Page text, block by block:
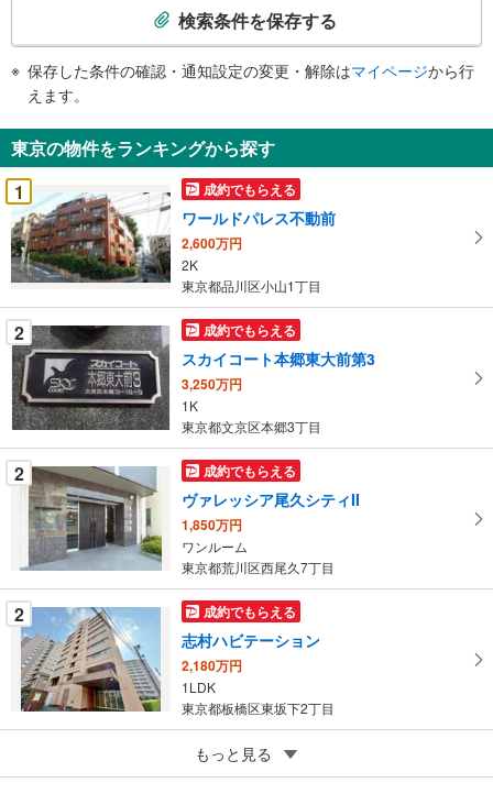
知
を
受
け
取
る
・
条
件
を
マ
イ
ペ
ー
ジ
す
る
検索条件を保存する
保存した条件の確認・通知設定の変更・解除はマイページから行
えます。
東京の物件をランキングから探す
1
成約でもらえる
ワールドパレス不動前
2,600万円
2K
東京都品川区小山1丁目
2 成約でもらえる
スカイコート本郷東大前第3
3,250万円
1K
東京都文京区本郷3丁目
2 成約でもらえる
ヴァレッシア尾久シティII
1,850万円
ワンルーム
東京都荒川区西尾久7丁目
2 成約でもらえる
志村ハビテーション
2,180万円
1LDK
東京都板橋区東坂下2丁目
成約でもらえる
ウエストサイド新宿御苑
もっと見る